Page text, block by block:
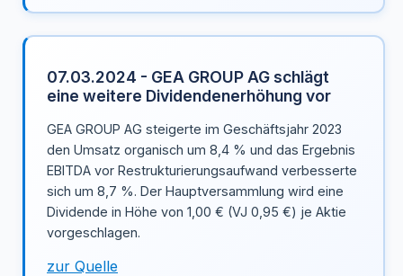
07.03.2024 - GEA GROUP AG schlägt
eine weitere Dividendenerhöhung vor
GEA GROUP AG steigerte im Geschäftsjahr 2023
den Umsatz organisch um 8,4 % und das Ergebnis
EBITDA vor Restrukturierungsaufwand verbesserte
sich um 8,7 %. Der Hauptversammlung wird eine
Dividende in Höhe von 1,00 € (VJ 0,95 €) je Aktie
vorgeschlagen.
zur Quelle